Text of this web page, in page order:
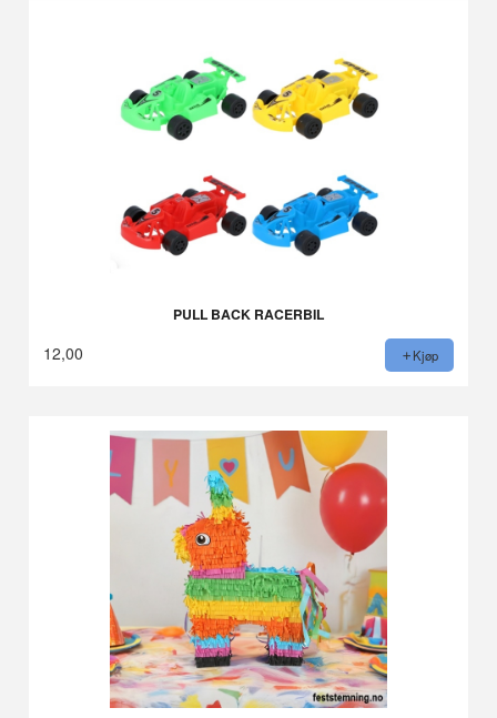
PULL BACK RACERBIL
12,00 Kjøp